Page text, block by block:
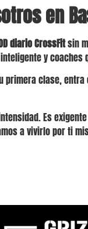
en
diario CrossFitsin
y coaches
primera clase, entra
Es
a vivirlo por ti